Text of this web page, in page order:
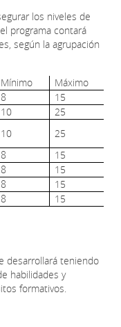
los niveles de
programa contará
según la agrupación
Mínimo
Máximo
8
15
10
25
10
25
8
15
8
15
8
15
8 15
desarrollará teniendo
habilidades y
formativos.